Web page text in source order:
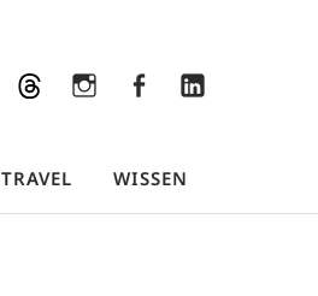
TRAVEL WISSEN